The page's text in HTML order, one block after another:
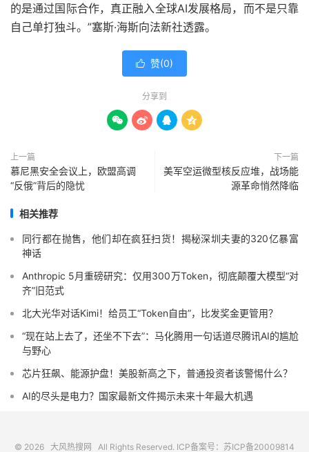
的是通过国际合作，真正融入全球AI发展格局，而不是只靠
自己单打独斗。”塞斯·海斯向法新社透露。
 赞(0)
分享到
   
上一篇
慕尼黑安全会议上，欧盟高调
“反俄”背后的隐忧
下一篇
美军空运微型核反应堆，战场能
源革命悄然降临
相关推荐
同行都在抛售，他们却在疯狂扫货！揭秘深圳夫妻的320亿暴富
神话
Anthropic 5月重磅研究：仅用300万Token，彻底颠覆大模型“对
齐”旧范式
北大光华对话Kimi！给员工“Token自由”，比发奖金更管用？
“现在站上去了，还坐不下去”：马化腾用一句话道尽腾讯AI的尴尬
与野心
芯片狂飙、能源护盘！美股新高之下，普通投资者该警惕什么？
AI的尽头是电力？国家最新文件揭示未来十年最大机遇
© 2026 大风热搜网 All Rights Reserved. ICP备案号： 苏ICP备20009814